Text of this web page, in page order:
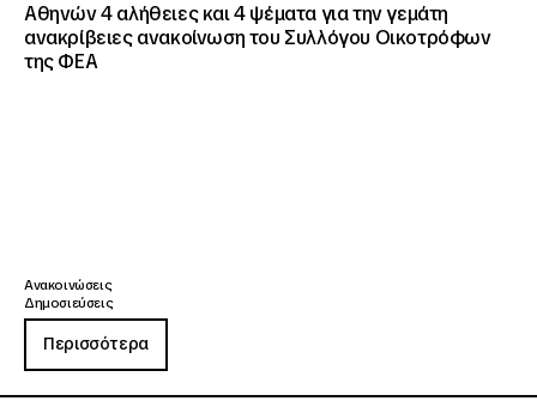
Αθηνών 4 αλήθειες και 4 ψέματα για την γεμάτη
ανακρίβειες ανακοίνωση του Συλλόγου Οικοτρόφων
της ΦΕΑ
Ανακοινώσεις
Δημοσιεύσεις
Περισσότερα